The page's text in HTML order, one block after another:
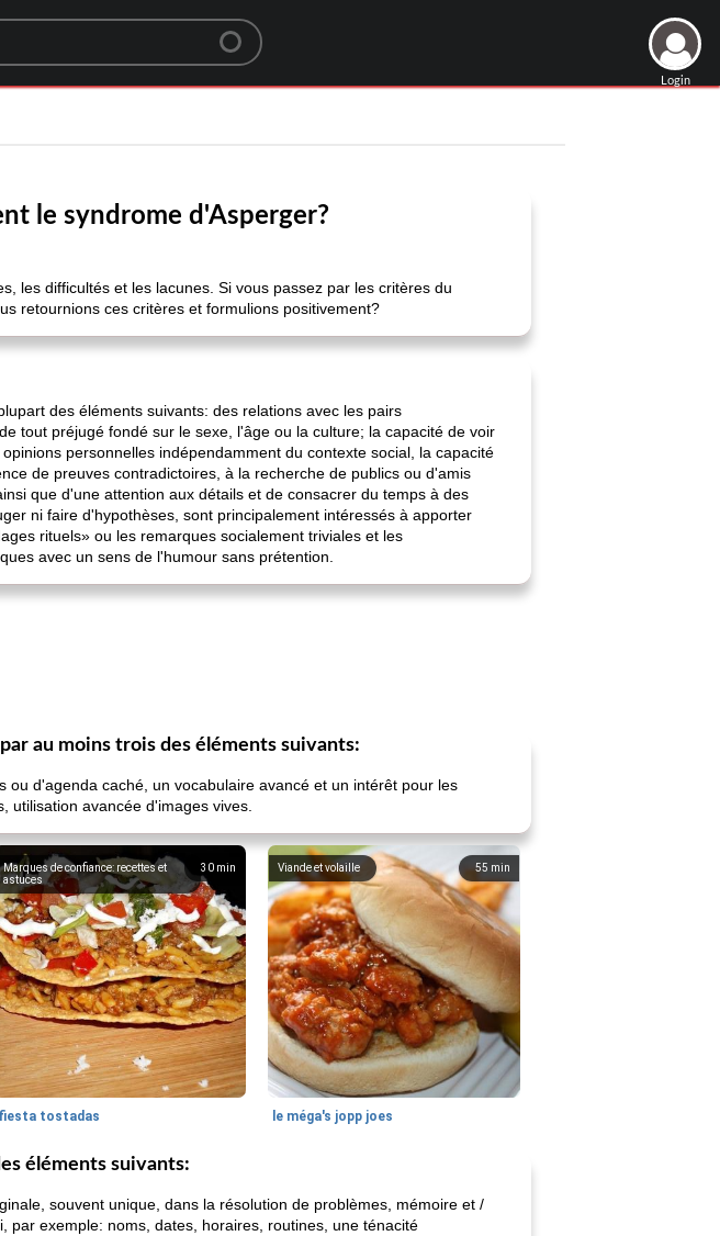
Login
le syndrome d'Asperger?
les difficultés et les lacunes. Si vous passez par les critères du
retournions ces critères et formulions positivement?
des éléments suivants: des relations avec les pairs
tout préjugé fondé sur le sexe, l'âge ou la culture; la capacité de voir
personnelles indépendamment du contexte social, la capacité
de preuves contradictoires, à la recherche de publics ou d'amis
que d'une attention aux détails et de consacrer du temps à des
ni faire d'hypothèses, sont principalement intéressés à apporter
rituels» ou les remarques socialement triviales et les
avec un sens de l'humour sans prétention.
au moins trois des éléments suivants:
d'agenda caché, un vocabulaire avancé et un intérêt pour les
utilisation avancée d'images vives.
30 min
Marques de confiance: recettes et
astuces
fiesta tostadas
55 min
Viande et volaille
le méga's jopp joes
éléments suivants:
souvent unique, dans la résolution de problèmes, mémoire et /
par exemple: noms, dates, horaires, routines, une ténacité